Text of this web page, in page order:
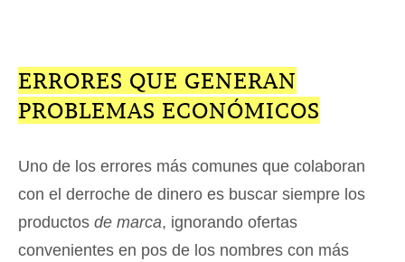
ERRORES QUE GENERAN
PROBLEMAS ECONÓMICOS
Uno de los errores más comunes que colaboran
con el derroche de dinero es buscar siempre los
productos de marca, ignorando ofertas
convenientes en pos de los nombres con más